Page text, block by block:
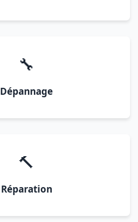
🔧
Dépannage
🔨
Réparation